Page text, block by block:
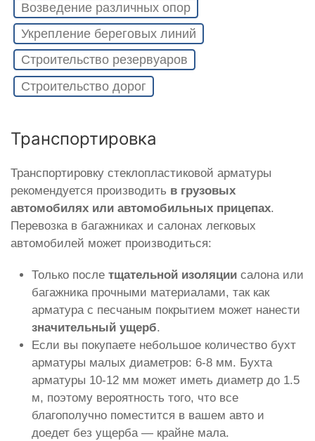
Возведение различных опор
Укрепление береговых линий
Строительство резервуаров
Строительство дорог
Транспортировка
Транспортировку стеклопластиковой арматуры
рекомендуется производить в грузовых
автомобилях или автомобильных прицепах.
Перевозка в багажниках и салонах легковых
автомобилей может производиться:
Только после тщательной изоляции салона или
багажника прочными материалами, так как
арматура с песчаным покрытием может нанести
значительный ущерб.
Если вы покупаете небольшое количество бухт
арматуры малых диаметров: 6-8 мм. Бухта
арматуры 10-12 мм может иметь диаметр до 1.5
м, поэтому вероятность того, что все
благополучно поместится в вашем авто и
доедет без ущерба — крайне мала.